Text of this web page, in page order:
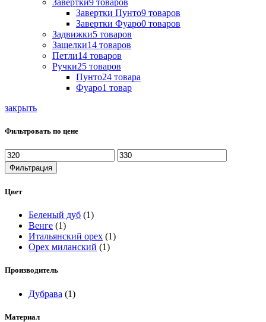
Завертки Пунто9 товаров
Завертки Фуаро0 товаров
Задвижки5 товаров
Защелки14 товаров
Петли14 товаров
Ручки25 товаров
Пунто24 товара
Фуаро1 товар
закрыть
Фильтровать по цене
Минимальная
цена
Максимальная
цена
Фильтрация
Цвет
Беленый дуб (1)
Венге (1)
Итальянский орех (1)
Орех миланский (1)
Производитель
Дубрава (1)
Материал